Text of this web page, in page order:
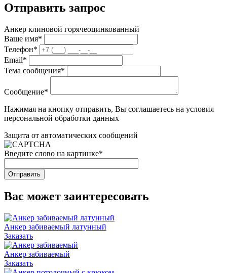
Отправить запрос
Анкер клиновой горячеоцинкованный
Ваше имя*
Телефон*
Email*
Тема сообщения*
Сообщение*
Нажимая на кнопку отправить, Вы соглашаетесь на условия
персональной обработки данных
Защита от автоматических сообщений
Введите слово на картинке*
Вас может заинтересовать
Анкер забиваемый латунный
Заказать
Анкер забиваемый
Заказать